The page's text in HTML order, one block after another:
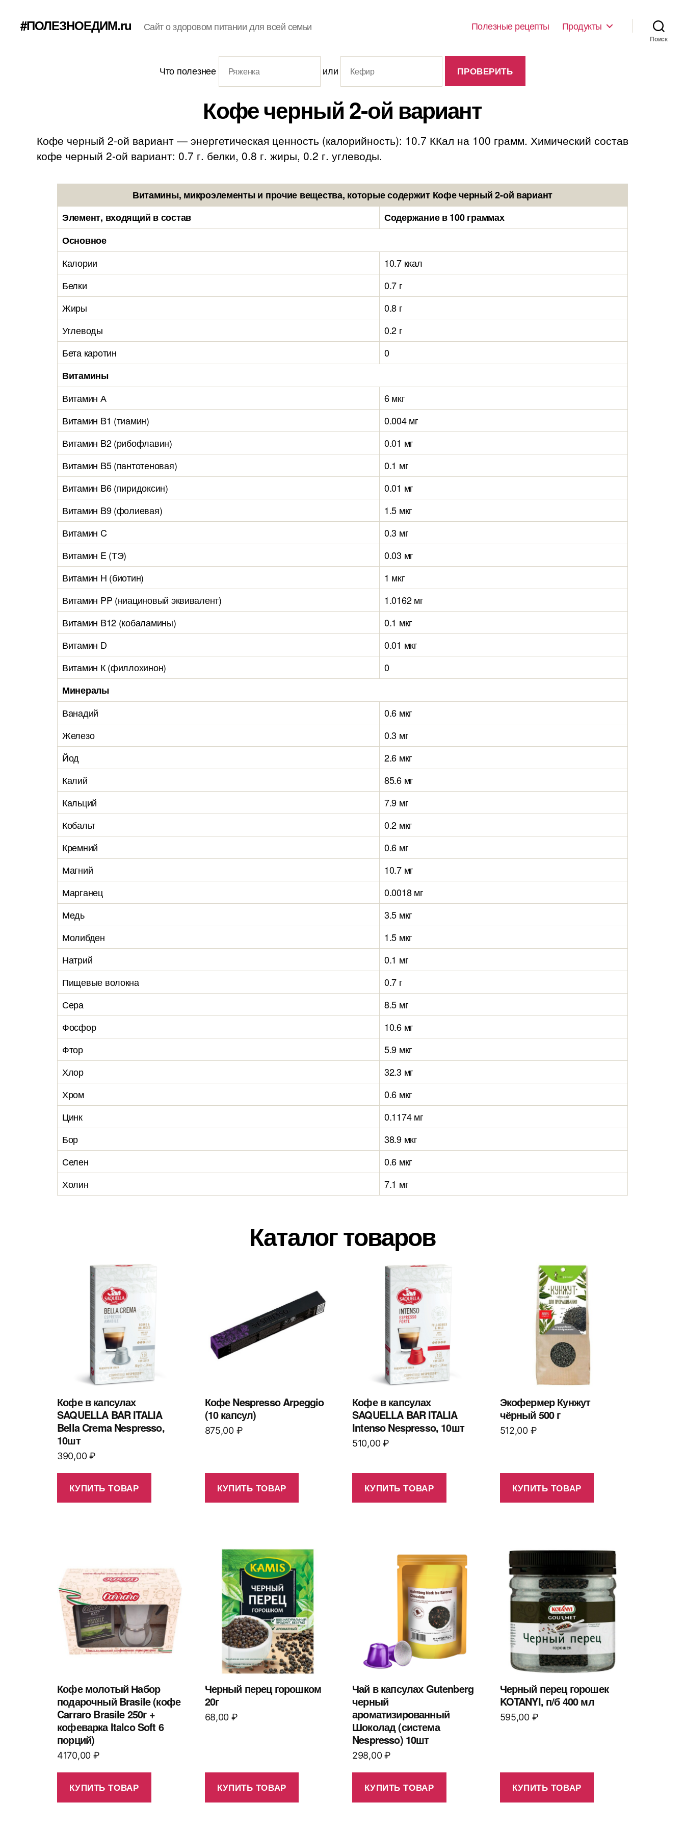
#ПОЛЕЗНОЕДИМ.ru Сайт о здоровом питании для всей семьи Полезные рецепты Продукты
Поиск
Что полезнее или
Кофе черный 2-ой вариант
Кофе черный 2-ой вариант — энергетическая ценность (калорийность): 10.7 ККал на 100 грамм. Химический состав
кофе черный 2-ой вариант: 0.7 г. белки, 0.8 г. жиры, 0.2 г. углеводы.
Витамины, микроэлементы и прочие вещества, которые содержит Кофе черный 2-ой вариант
Элемент, входящий в состав
Содержание в 100 граммах
Основное
Калории
10.7 ккал
Белки
0.7 г
Жиры
0.8 г
Углеводы
0.2 г
Бета каротин
0
Витамины
Витамин А
6 мкг
Витамин B1 (тиамин)
0.004 мг
Витамин B2 (рибофлавин)
0.01 мг
Витамин B5 (пантотеновая)
0.1 мг
Витамин B6 (пиридоксин)
0.01 мг
Витамин B9 (фолиевая)
1.5 мкг
Витамин C
0.3 мг
Витамин E (ТЭ)
0.03 мг
Витамин H (биотин)
1 мкг
Витамин PP (ниациновый эквивалент)
1.0162 мг
Витамин B12 (кобаламины)
0.1 мкг
Витамин D
0.01 мкг
Витамин К (филлохинон)
0
Минералы
Ванадий
0.6 мкг
Железо
0.3 мг
Йод
2.6 мкг
Калий
85.6 мг
Кальций
7.9 мг
Кобальт
0.2 мкг
Кремний
0.6 мг
Магний
10.7 мг
Марганец
0.0018 мг
Медь
3.5 мкг
Молибден
1.5 мкг
Натрий
0.1 мг
Пищевые волокна
0.7 г
Сера
8.5 мг
Фосфор
10.6 мг
Фтор
5.9 мкг
Хлор
32.3 мг
Хром
0.6 мкг
Цинк
0.1174 мг
Бор
38.9 мкг
Селен
0.6 мкг
Холин
7.1 мг
Каталог товаров
Кофе в капсулах
SAQUELLA BAR ITALIA
Bella Crema Nespresso,
10шт
390,00₽
КУПИТЬ ТОВАР
Кофе Nespresso Arpeggio
(10 капсул)
875,00 ₽
КУПИТЬ ТОВАР
Кофе в капсулах
SAQUELLA BAR ITALIA
Intenso Nespresso, 10шт
510,00₽
КУПИТЬ ТОВАР
Экофермер Кунжут
чёрный 500 г
512,00 ₽
КУПИТЬ ТОВАР
Кофе молотый Набор
подарочный Brasile (кофе
Carraro Brasile 250г +
кофеварка Italco Soft 6
порций)
4170,00 ₽
КУПИТЬ ТОВАР
Черный перец горошком
20г
68,00 ₽
КУПИТЬ ТОВАР
Чай в капсулах Gutenberg
черный
ароматизированный
Шоколад (система
Nespresso) 10шт
298,00₽
КУПИТЬ ТОВАР
Черный перец горошек
KOTANYI, п/б 400 мл
595,00 ₽
КУПИТЬ ТОВАР